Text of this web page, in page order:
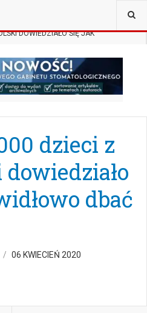
DOWIEDZIAŁO SIĘ JAK
dzieci z
dowiedziało
dbać
06 KWIECIEŃ 2020